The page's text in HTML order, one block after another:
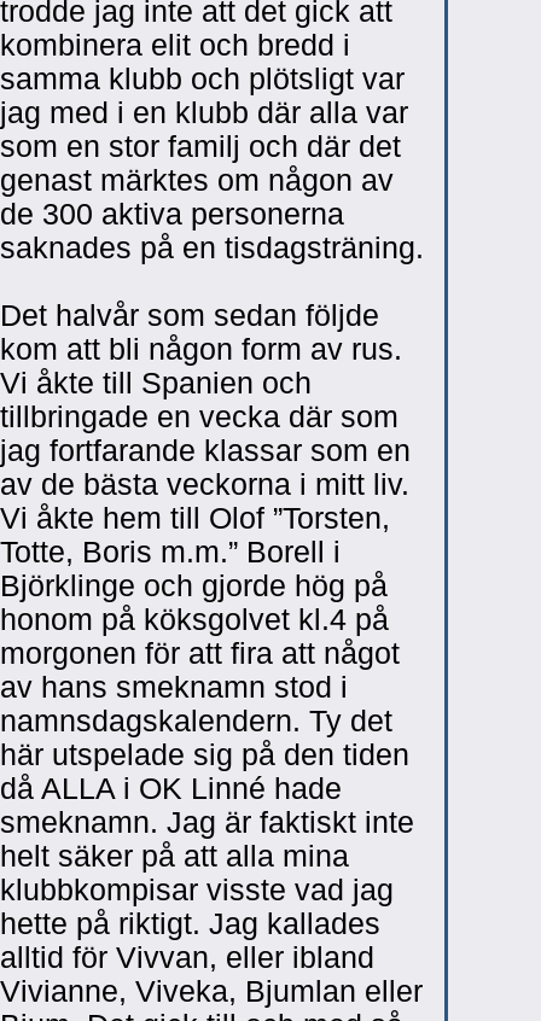
trodde jag inte att det gick att
kombinera elit och bredd i
samma klubb och plötsligt var
jag med i en klubb där alla var
som en stor familj och där det
genast märktes om någon av
de 300 aktiva personerna
saknades på en tisdagsträning.
Det halvår som sedan följde
kom att bli någon form av rus.
Vi åkte till Spanien och
tillbringade en vecka där som
jag fortfarande klassar som en
av de bästa veckorna i mitt liv.
Vi åkte hem till Olof ”Torsten,
Totte, Boris m.m.” Borell i
Björklinge och gjorde hög på
honom på köksgolvet kl.4 på
morgonen för att fira att något
av hans smeknamn stod i
namnsdagskalendern. Ty det
här utspelade sig på den tiden
då ALLA i OK Linné hade
smeknamn. Jag är faktiskt inte
helt säker på att alla mina
klubbkompisar visste vad jag
hette på riktigt. Jag kallades
alltid för Vivvan, eller ibland
Vivianne, Viveka, Bjumlan eller